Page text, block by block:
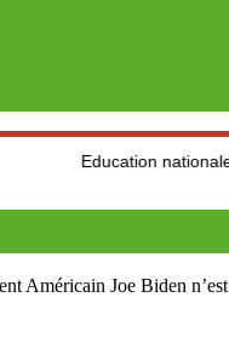
nationale : Louisa
Américain Joe Biden